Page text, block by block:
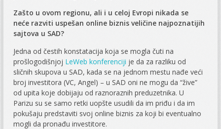
Zašto u ovom regionu, ali i u celoj Evropi nikada se
neće razviti uspešan online biznis veličine najpoznatijih
sajtova u SAD?
Jedna od čestih konstatacija koja se mogla čuti na
prošlogodišnjoj LeWeb konferenciji je da za razliku od
sličnih skupova u SAD, kada se na jednom mestu nađe veći
broj investitora (VC, Angel) – u SAD oni ne mogu da “žive”
od upita koje dobijaju od raznoraznih preduzetnika. U
Parizu su se samo retki uopšte usudili da im priđu i da im
pokušaju predstaviti svoj online biznis za koji bi eventualno
mogli da pronađu investitore.